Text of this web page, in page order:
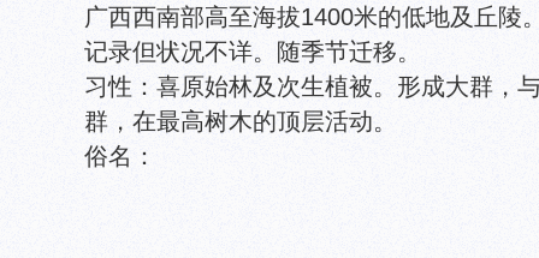
广西西南部高至海拔1400米的低地及丘陵
记录但状况不详。随季节迁移。
习性：喜原始林及次生植被。形成大群，
群，在最高树木的顶层活动。
俗名：